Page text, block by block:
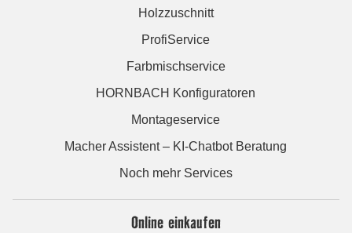
Holzzuschnitt
ProfiService
Farbmischservice
HORNBACH Konfiguratoren
Montageservice
Macher Assistent – KI-Chatbot Beratung
Noch mehr Services
Online einkaufen